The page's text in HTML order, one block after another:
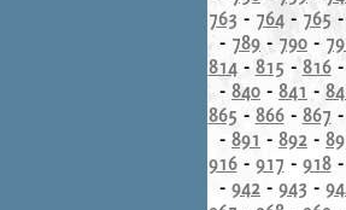
763 - 764- 765 -
- 789 - 790 -
814- 815 - 816-
- 840 - 841 -
865 - 866- 867 -
- 891 - 892 -
916- 917 - 918-
- 942 - 943 -